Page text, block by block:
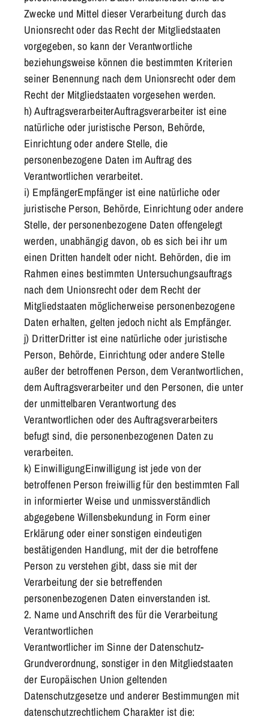
Zwecke und Mittel dieser Verarbeitung durch das
Unionsrecht oder das Recht der Mitgliedstaaten
vorgegeben, so kann der Verantwortliche
beziehungsweise können die bestimmten Kriterien
seiner Benennung nach dem Unionsrecht oder dem
Recht der Mitgliedstaaten vorgesehen werden.
h) AuftragsverarbeiterAuftragsverarbeiter ist eine
natürliche oder juristische Person, Behörde,
Einrichtung oder andere Stelle, die
personenbezogene Daten im Auftrag des
Verantwortlichen verarbeitet.
i) EmpfängerEmpfänger ist eine natürliche oder
juristische Person, Behörde, Einrichtung oder andere
Stelle, der personenbezogene Daten offengelegt
werden, unabhängig davon, ob es sich bei ihr um
einen Dritten handelt oder nicht. Behörden, die im
Rahmen eines bestimmten Untersuchungsauftrags
nach dem Unionsrecht oder dem Recht der
Mitgliedstaaten möglicherweise personenbezogene
Daten erhalten, gelten jedoch nicht als Empfänger.
j) DritterDritter ist eine natürliche oder juristische
Person, Behörde, Einrichtung oder andere Stelle
außer der betroffenen Person, dem Verantwortlichen,
dem Auftragsverarbeiter und den Personen, die unter
der unmittelbaren Verantwortung des
Verantwortlichen oder des Auftragsverarbeiters
befugt sind, die personenbezogenen Daten zu
verarbeiten.
k) EinwilligungEinwilligung ist jede von der
betroffenen Person freiwillig für den bestimmten Fall
in informierter Weise und unmissverständlich
abgegebene Willensbekundung in Form einer
Erklärung oder einer sonstigen eindeutigen
bestätigenden Handlung, mit der die betroffene
Person zu verstehen gibt, dass sie mit der
Verarbeitung der sie betreffenden
personenbezogenen Daten einverstanden ist.
2. Name und Anschrift des für die Verarbeitung
Verantwortlichen
Verantwortlicher im Sinne der Datenschutz-
Grundverordnung, sonstiger in den Mitgliedstaaten
der Europäischen Union geltenden
Datenschutzgesetze und anderer Bestimmungen mit
datenschutzrechtlichem Charakter ist die: